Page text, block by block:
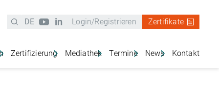
DE in Login/Registrieren Zertifikate
Zertifizierung Mediathek Termine News Kontakt